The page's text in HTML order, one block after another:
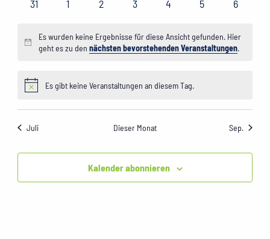
0
31
01
0
2
0
3
0
4
0
5
0
6
Hinweis
Es wurden keine Ergebnisse für diese Ansicht gefunden. Hier
geht es zu den nächsten bevorstehenden Veranstaltungen.
HinweisEs gibt keine Veranstaltungen an diesem Tag.
Juli Dieser Monat Sep.
Kalender abonnieren